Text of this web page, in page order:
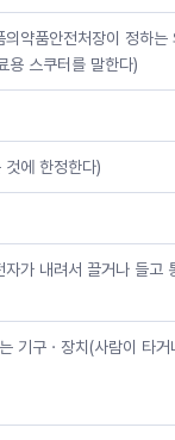
의약품안전처장이 정하는
용 스쿠터를 말한다)
에 한정한다)
가 내려서 끌거나 들고
기구ㆍ장치(사람이 타거